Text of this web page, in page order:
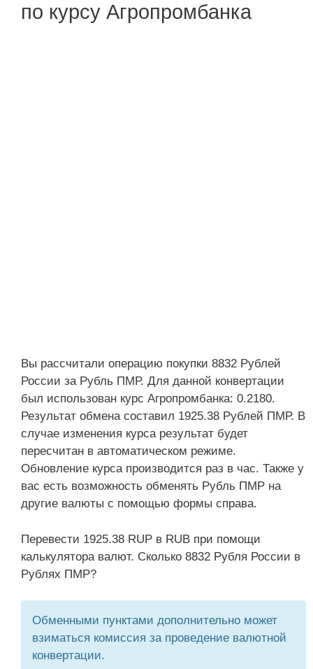
по курсу Агропромбанка
Вы рассчитали операцию покупки 8832 Рублей
России за Рубль ПМР. Для данной конвертации
был использован курс Агропромбанка: 0.2180.
Результат обмена составил 1925.38 Рублей ПМР. В
случае изменения курса результат будет
пересчитан в автоматическом режиме.
Обновление курса производится раз в час. Также у
вас есть возможность обменять Рубль ПМР на
другие валюты с помощью формы справа.
Перевести 1925.38 RUP в RUB при помощи
калькулятора валют. Сколько 8832 Рубля России в
Рублях ПМР?
Обменными пунктами дополнительно может
взиматься комиссия за проведение валютной
конвертации.